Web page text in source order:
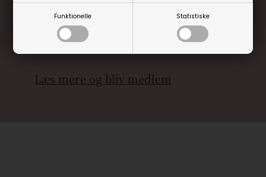
Funktionelle Statistiske
Særlige, eksklusive tilbud kun til klubkunder
Brug dine point allerede på næste køb
.... og mange flere fordele
Læs mere og bliv medlem